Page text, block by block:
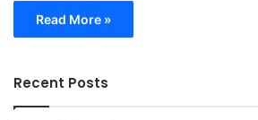
Read More »
Recent Posts